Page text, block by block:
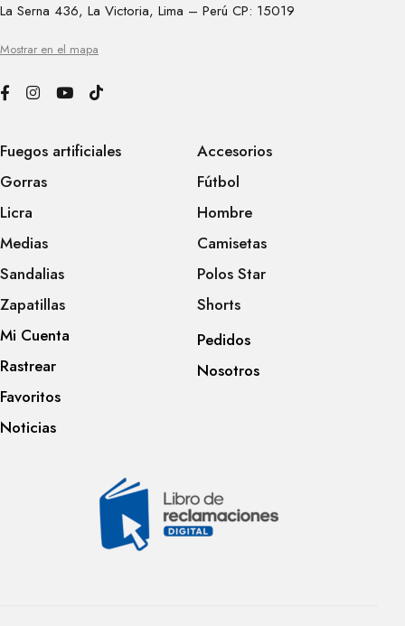
La Serna 436, La Victoria, Lima – Perú CP: 15019
Mostrar en el mapa
Fuegos artificiales
Gorras
Licra
Medias
Sandalias
Zapatillas
Accesorios
Fútbol
Hombre
Camisetas
Polos Star
Shorts
Mi Cuenta
Rastrear
Favoritos
Noticias
Pedidos
Nosotros